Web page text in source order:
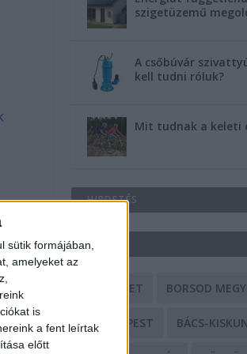
sütik formájában,
amelyeket az
is
a fent leírtak
előtt
szigetüzemű
A csőbúvár
kell tudni róluk?
Mit tudnak a keleti
HIRDETÉS
CÍMKÉK
BALESET BORSOD
BUDAPEST BÁCS-